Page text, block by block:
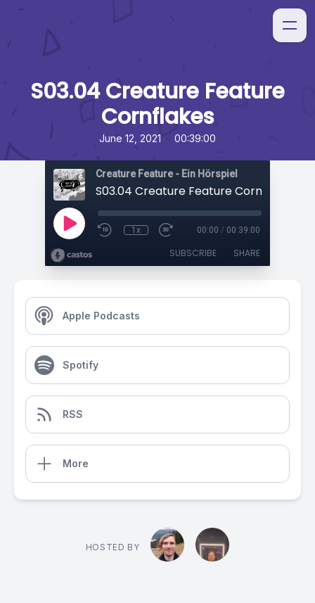
S03.04 Creature Feature
Cornflakes
June 12, 2021 • 00:39:00
Creature Feature - Ein Hörspiel
S03.04 Creature Feature Cornflakes
1x 00:00 / 00:39:00
SUBSCRIBE SHARE
Apple Podcasts
Spotify
RSS
More
HOSTED BY